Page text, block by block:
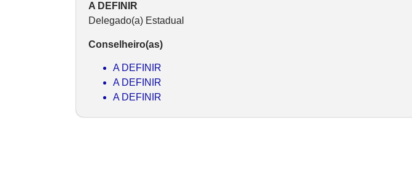
A DEFINIR
Delegado(a) Estadual
Conselheiro(as)
A DEFINIR
A DEFINIR
A DEFINIR